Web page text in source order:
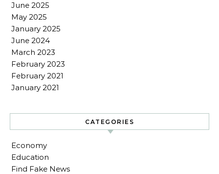
June 2025
May 2025
January 2025
June 2024
March 2023
February 2023
February 2021
January 2021
CATEGORIES
Economy
Education
Find Fake News